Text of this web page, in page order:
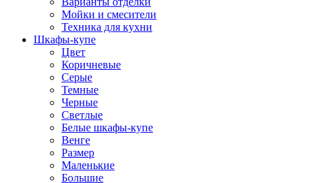
Мойки и смесители
Техника для кухни
Шкафы-купе
Цвет
Коричневые
Серые
Темные
Черные
Светлые
Белые шкафы-купе
Венге
Размер
Маленькие
Большие